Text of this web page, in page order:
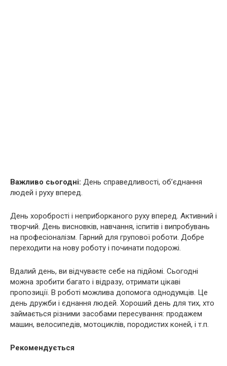
Важливо сьогодні: День справедливості, об’єднання
людей і руху вперед.
День хоробрості і неприборканого руху вперед. Активний і
творчий. День висновків, навчання, іспитів і випробувань
на професіоналізм. Гарний для групової роботи. Добре
переходити на нову роботу і починати подорожі.
Вдалий день, ви відчуваєте себе на підйомі. Сьогодні
можна зробити багато і відразу, отримати цікаві
пропозиції. В роботі можлива допомога однодумців. Це
день дружби і єднання людей. Хороший день для тих, хто
займається різними засобами пересування: продажем
машин, велосипедів, мотоциклів, породистих коней, і т.п.
Рекомендується